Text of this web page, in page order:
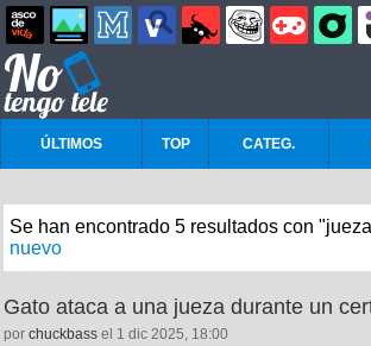
ÚLTIMOS TOP CATEG.
Se han encontrado 5 resultados con
nuevo
Gato ataca a una jueza durante un
por chuckbass el 1 dic 2025, 18:00